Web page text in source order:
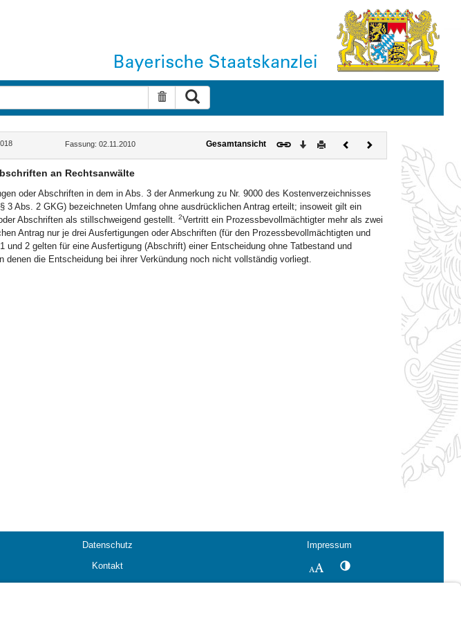
Suche zurücksetzen
Fassung: 02.11.2010 Gesamtansicht Download
DruckenVorherigesNächstes
Dokument
an Rechtsanwälte
oder Abschriften in dem in Abs. 3 der Anmerkung zu Nr. 9000 des Kostenverzeichnisses
3 Abs. 2 GKG) bezeichneten Umfang ohne ausdrücklichen Antrag erteilt; insoweit gilt ein
Abschriften als stillschweigend gestellt. 2Vertritt ein Prozessbevollmächtigter mehr als zwei
Antrag nur je drei Ausfertigungen oder Abschriften (für den Prozessbevollmächtigten und
und 2 gelten für eine Ausfertigung (Abschrift) einer Entscheidung ohne Tatbestand und
denen die Entscheidung bei ihrer Verkündung noch nicht vollständig vorliegt.
Datenschutz
Impressum
Kontakt SchriftgrößeKontrastwechsel